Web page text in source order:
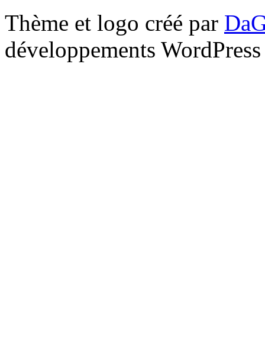
Thème et logo créé par
développements